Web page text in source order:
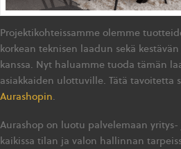
Projektikohteissamme olemme
korkean teknisen laadun sekä
kanssa. Nyt haluamme tuoda tämän
asiakkaiden ulottuville. Tätä tavoitetta
Aurashopin.
Aurashop on luotu palvelemaan
kaikissa tilan ja valon hallinnan